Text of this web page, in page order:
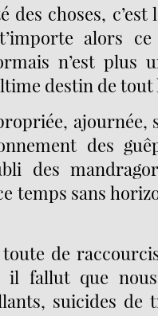
des choses,
alors ce
n’est plus
destin de tout
ajournée,
des
des
temps sans
de
fallut que nous
suicides de